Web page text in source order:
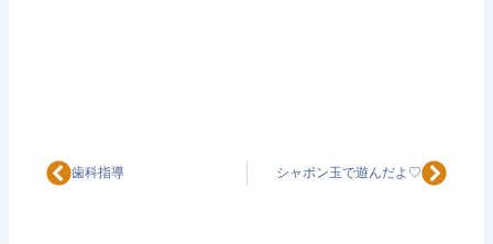
Prev
歯科指導 シャボン玉で遊んだよ♡Next